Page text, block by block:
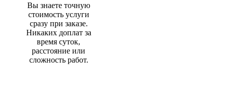
Вы знаете точную
стоимость услуги
сразу при заказе.
Никаких доплат за
время суток,
расстояние или
сложность работ.